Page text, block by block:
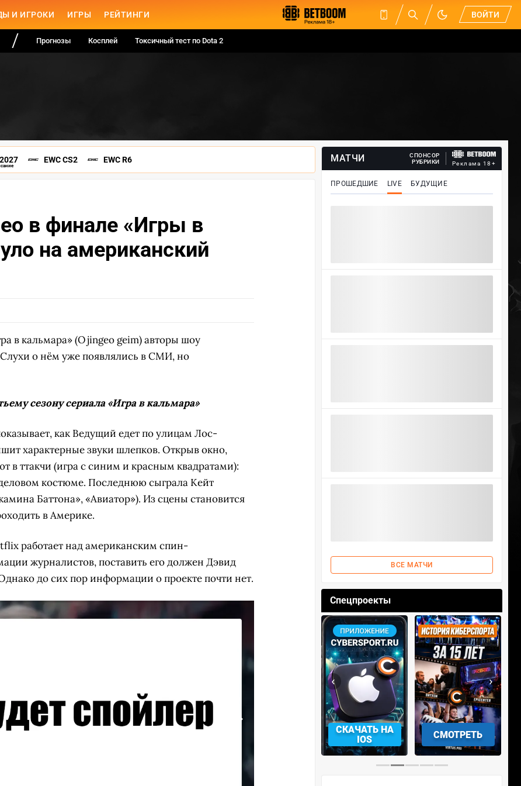
И ИГРОКИ ИГРЫ РЕЙТИНГИ ВОЙТИ
Прогнозы Косплей Токсичный тест по Dota 2
EWC CS2 EWC R6
в финале «Игры в
на американский
в кальмара» (Ojingeo geim) авторы шоу
о нём уже появлялись в СМИ, но
сезону сериала «Игра в кальмара»
как Ведущий едет по улицам Лос-
характерные звуки шлепков. Открыв окно,
в ттакчи (игра с синим и красным квадратами):
костюме. Последнюю сыграла Кейт
Баттона», «Авиатор»). Из сцены становится
в Америке.
работает над американским спин-
журналистов, поставить его должен Дэвид
до сих пор информации о проекте почти нет.
МАТЧИ
СПОНСОР
РУБРИКИ
Реклама 18+
ПРОШЕДШИЕ LIVE БУДУЩИЕ
ВСЕ МАТЧИ
Спецпроекты
СКАЧАТЬ НА
СМОТРЕТЬ УЧАСТВОВАТЬ
‹ ›